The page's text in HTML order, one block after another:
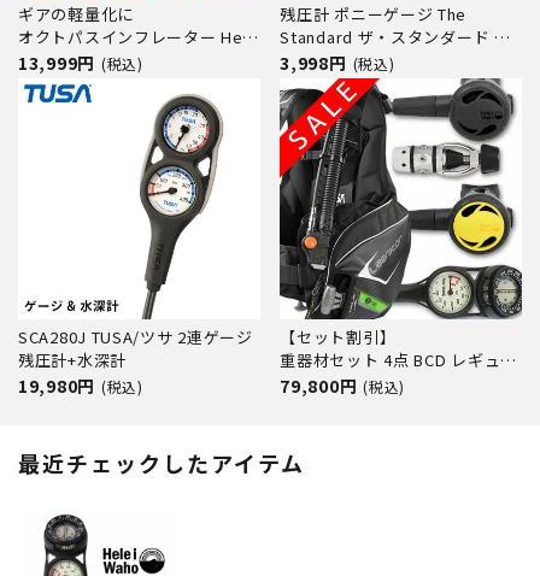
ギアの軽量化に
オクトパスインフレーター Hele
i Waho / ヘレイワホ AIR2way
OCT
13,999円 (税込)
残圧計 ポニーゲージ The
Standard ザ・スタンダード ダ
イビング トランスミッター バッ
クアップゲージ
3,998円 (税込)
SCA280J TUSA/ツサ 2連ゲージ
残圧計+水深計
19,980円 (税込)
【セット割引】
重器材セット 4点 BCD レギュレ
ーター オクトパス ゲージ
ビング器材 ダイビング重器材 残
圧系 コンパス 2連ゲージ 機材
79,800円 (税込)
最近チェックしたアイテム